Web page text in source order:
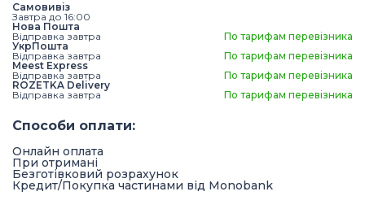
Самовивіз
Завтра до 16:00
Нова Пошта
Відправка завтра
По тарифам перевізника
УкрПошта
Відправка завтра
По тарифам перевізника
Meest Express
Відправка завтра
По тарифам перевізника
ROZETKA Delivery
Відправка завтра
По тарифам перевізника
Способи оплати:
Онлайн оплата
При отримані
Безготівковий розрахунок
Кредит/Покупка частинами від Monobank